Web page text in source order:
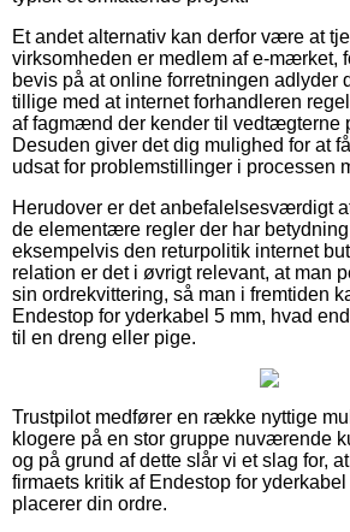
Et andet alternativ kan derfor være at
virksomheden er medlem af e-mærket,
bevis på at online forretningen adlyder
tillige med at internet forhandleren
af fagmænd der kender til vedtægterne
Desuden giver det dig mulighed for at
udsat for problemstillinger i processen
Herudover er det anbefalelsesværdigt
de elementære regler der har
eksempelvis den returpolitik internet
relation er det i øvrigt relevant, at man
sin ordrekvittering, så man i fremtiden
Endestop for yderkabel 5 mm, hvad
til en dreng eller pige.
Trustpilot medfører en række nyttige
klogere på en stor gruppe nuværende
og på grund af dette slår vi et slag for,
firmaets kritik af Endestop for
placerer din ordre.